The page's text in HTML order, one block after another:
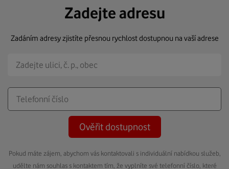
Zadejte adresu
Zadáním adresy zjistíte přesnou rychlost dostupnou na vaší adrese
Ověřit dostupnost
Pokud máte zájem, abychom vás kontaktovali s individuální nabídkou služeb,
udělte nám souhlas s kontaktem tím, že vyplníte své telefonní číslo, které